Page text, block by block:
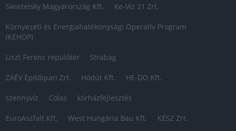
Swietelsky Magyarország Kft. Ke-Víz 21 Zrt.
Környezeti és Energiahatékonysági Operatív Program
(KEHOP)
Liszt Ferenc repülőtér Strabag
ZÁÉV Építőipari Zrt. Hódút Kft. HE-DO Kft.
szennyvíz Colas kórházfejlesztés
EuroAszfalt Kft. West Hungária Bau Kft. KÉSZ Zrt.